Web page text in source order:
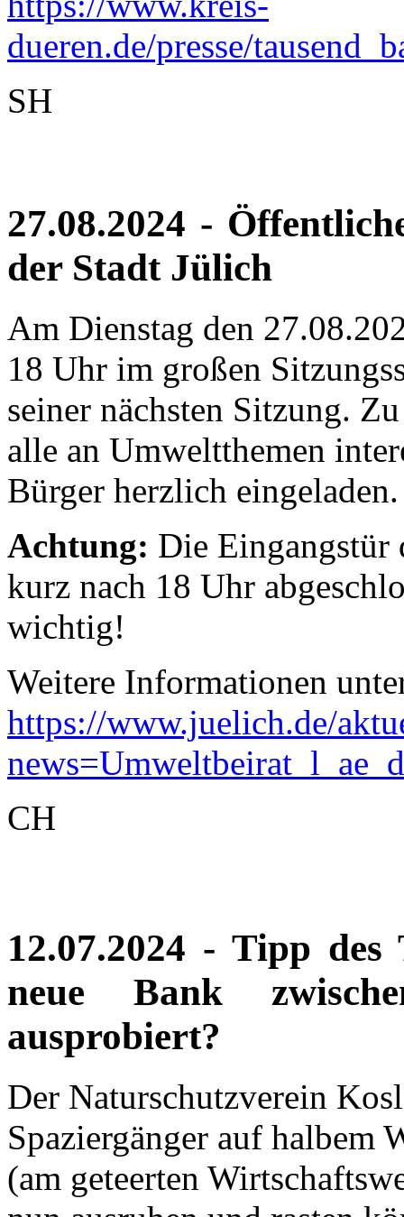
dueren.de/presse/
SH
27.08.2024 -
der Stadt Jülich
Am Dienstag den
18 Uhr im großen
seiner nächsten Sitzung.
alle an Umweltthemen
Bürger herzlich
Achtung: Die Eingangstür
kurz nach 18 Uhr
wichtig!
Weitere Informationen
https://www.juelich.de/
CH
12.07.2024 - Tipp des
neue Bank
ausprobiert?
Der Naturschutzverein
Spaziergänger auf halbem
(am geteerten